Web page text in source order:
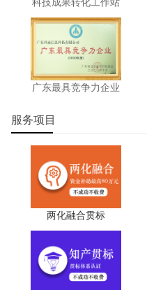
广东禹能建材
英德市极丰染
广东最具竞争力企业
服务项目
两化融合贯标